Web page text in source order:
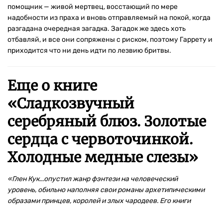
помощник — живой мертвец, восстающий по мере
надобности из праха и вновь отправляемый на покой, когда
разгадана очередная загадка. Загадок же здесь хоть
отбавляй, и все они сопряжены с риском, поэтому Гаррету и
приходится что ни день идти по лезвию бритвы.
Еще о книге
«Сладкозвучный
серебряный блюз. Золотые
сердца с червоточинкой.
Холодные медные слезы»
«Глен Кук...опустил жанр фэнтези на человеческий
уровень, обильно наполняя свои романы архетипическими
образами принцев, королей и злых чародеев. Его книги